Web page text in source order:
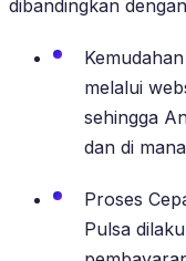
dibandingkan
melalui
sehingga
dan di
Proses
Pulsa